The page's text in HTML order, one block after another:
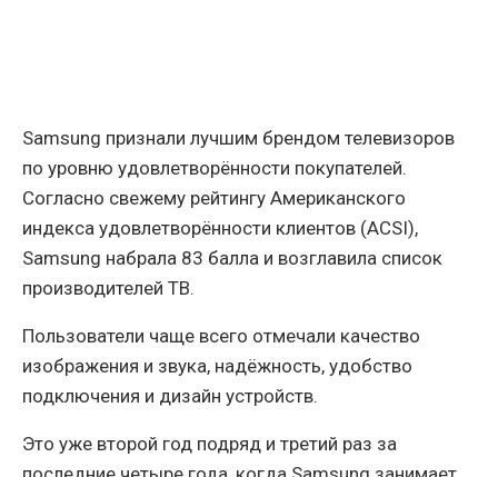
Samsung признали лучшим брендом телевизоров
по уровню удовлетворённости покупателей.
Согласно свежему рейтингу Американского
индекса удовлетворённости клиентов (ACSI),
Samsung набрала 83 балла и возглавила список
производителей ТВ.
Пользователи чаще всего отмечали качество
изображения и звука, надёжность, удобство
подключения и дизайн устройств.
Это уже второй год подряд и третий раз за